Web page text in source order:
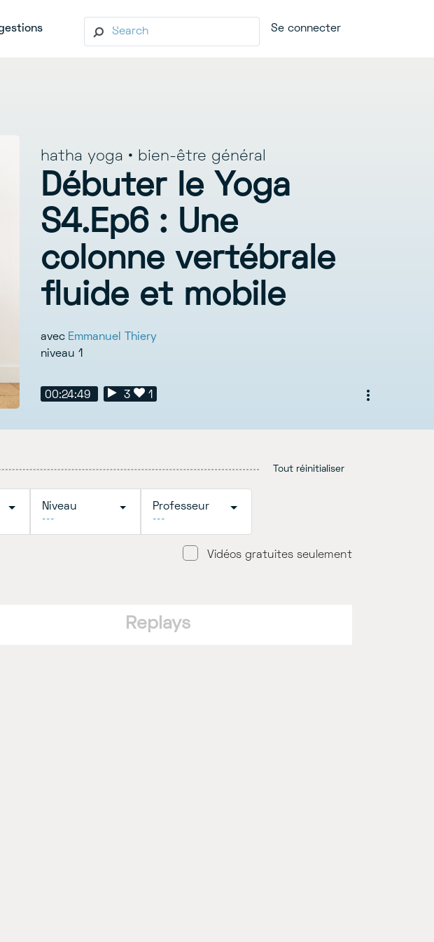
(current) Se connecter
hatha yoga • bien-être général
Débuter le Yoga
S4.Ep6 : Une
colonne vertébrale
fluide et mobile
avec Emmanuel Thiery
niveau 1
00:24:49 3 1
Tout réinitialiser
Niveau
---
Professeur
---
Vidéos gratuites seulement
Replays